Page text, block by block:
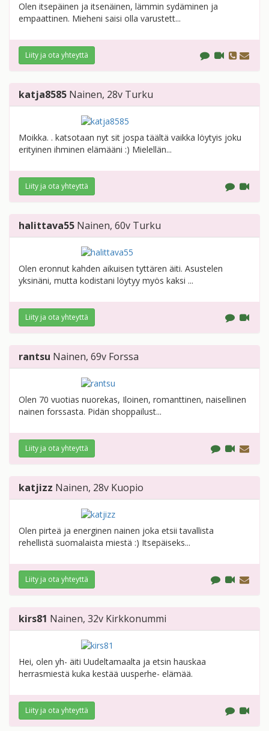
Olen itsepäinen ja itsenäinen, lämmin sydäminen ja
empaattinen. Mieheni saisi olla varustett...
Liity ja ota yhteyttä
katja8585 Nainen, 28v Turku
Moikka. . katsotaan nyt sit jospa täältä vaikka löytyis joku
erityinen ihminen elämääni :) Mielellän...
Liity ja ota yhteyttä
halittava55 Nainen, 60v Turku
Olen eronnut kahden aikuisen tyttären äiti. Asustelen
yksinäni, mutta kodistani löytyy myös kaksi ...
Liity ja ota yhteyttä
rantsu Nainen, 69v Forssa
Olen 70 vuotias nuorekas, Iloinen, romanttinen, naisellinen
nainen forssasta. Pidän shoppailust...
Liity ja ota yhteyttä
katjizz Nainen, 28v Kuopio
Olen pirteä ja energinen nainen joka etsii tavallista
rehellistä suomalaista miestä :) Itsepäiseks...
Liity ja ota yhteyttä
kirs81 Nainen, 32v Kirkkonummi
Hei, olen yh- äiti Uudeltamaalta ja etsin hauskaa
herrasmiestä kuka kestää uusperhe- elämää.
Liity ja ota yhteyttä